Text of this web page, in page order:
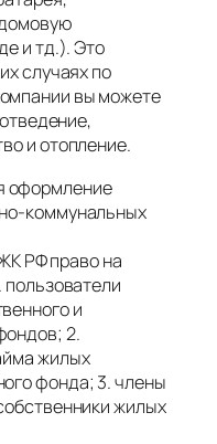
и тд.). Это
случаях по
вы можете
и отопление.
оформление
коммунальных
РФ право на
и
2.
жилых
фонда; 3. члены
жилых